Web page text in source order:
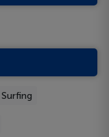
Surfing